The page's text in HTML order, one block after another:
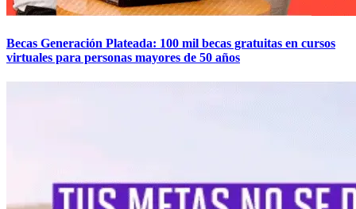
Becas Generación Plateada: 100 mil becas gratuitas en cursos
virtuales para personas mayores de 50 años